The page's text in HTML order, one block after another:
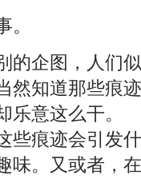
的企图，人们
然知道那些痕
乐意这么干。
痕迹会引发什
味。又或者，